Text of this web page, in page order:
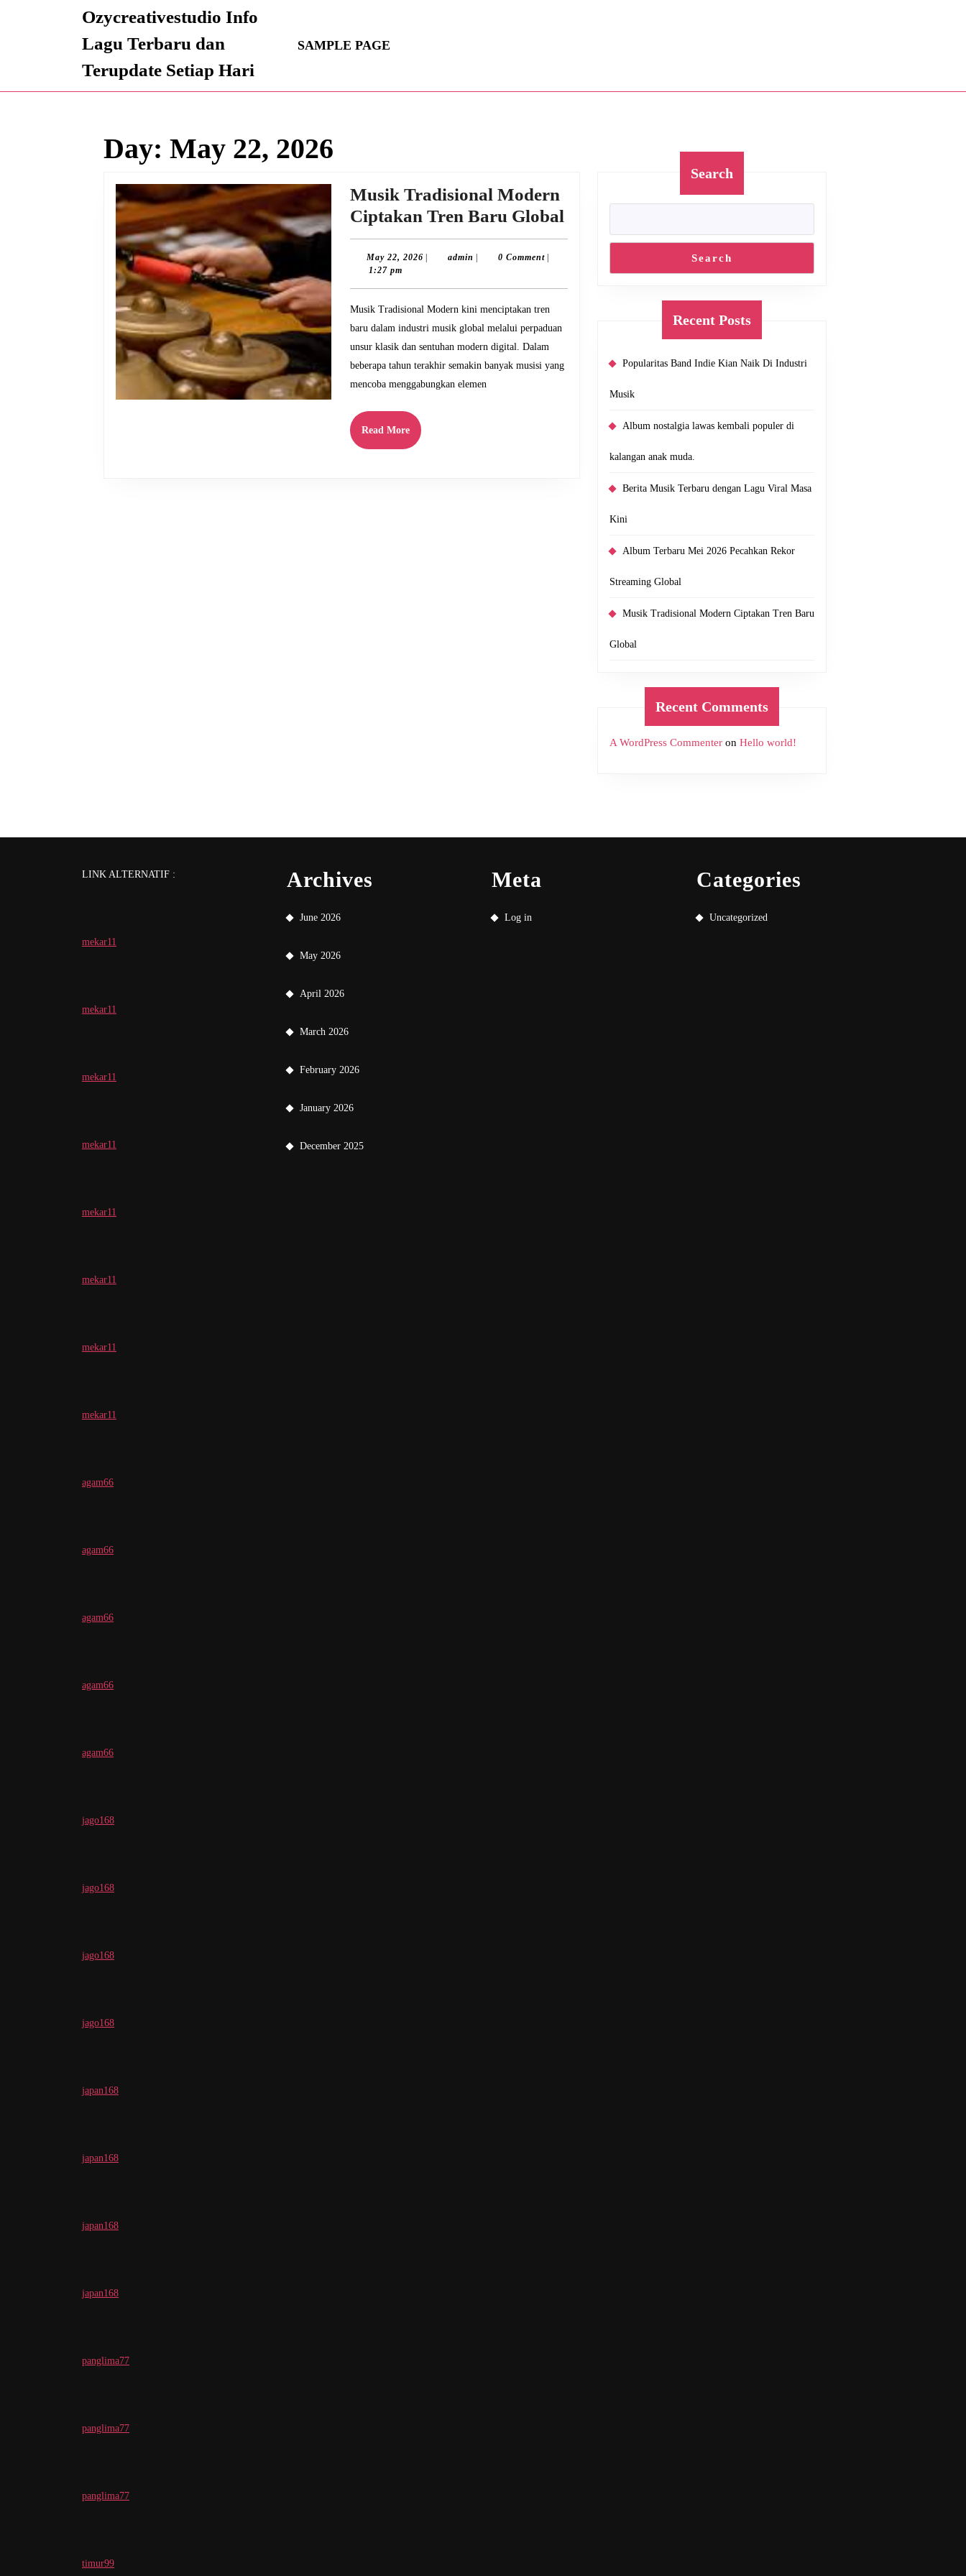
Ozycreativestudio Info
Lagu Terbaru dan
Terupdate Setiap Hari
SAMPLE PAGE
Day: May 22, 2026
Musik Tradisional Modern
Ciptakan Tren Baru Global
Tradisional
Ciptakan
May 22, 2026 May
admin admin0 Comment
1:27 pm
Musik Tradisional Modern kini menciptakan tren
baru dalam industri musik global melalui perpaduan
unsur klasik dan sentuhan modern digital. Dalam
beberapa tahun terakhir semakin banyak musisi yang
mencoba menggabungkan elemen
Read MoreRead
More
Search
Search
Recent Posts
Popularitas Band Indie Kian Naik Di Industri
Musik
Album nostalgia lawas kembali populer di
kalangan anak muda.
Berita Musik Terbaru dengan Lagu Viral Masa
Kini
Album Terbaru Mei 2026 Pecahkan Rekor
Streaming Global
Musik Tradisional Modern Ciptakan Tren Baru
Global
Recent Comments
A WordPress Commenteron Hello world!
LINK ALTERNATIF :
mekar11
mekar11
mekar11
mekar11
mekar11
mekar11
mekar11
mekar11
agam66
agam66
agam66
agam66
agam66
jago168
jago168
jago168
jago168
japan168
japan168
japan168
japan168
panglima77
panglima77
panglima77
timur99
Archives
June 2026
May 2026
April 2026
March 2026
February 2026
January 2026
December 2025
Meta
Log in
Categories
Uncategorized